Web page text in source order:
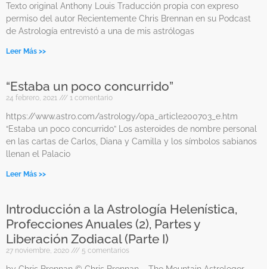
Texto original Anthony Louis Traducción propia con expreso
permiso del autor Recientemente Chris Brennan en su Podcast
de Astrología entrevistó a una de mis astrólogas
Leer Más >>
“Estaba un poco concurrido”
24 febrero, 2021 1 comentario
https://www.astro.com/astrology/opa_article200703_e.htm
“Estaba un poco concurrido” Los asteroides de nombre personal
en las cartas de Carlos, Diana y Camilla y los símbolos sabianos
llenan el Palacio
Leer Más >>
Introducción a la Astrología Helenística,
Profecciones Anuales (2), Partes y
Liberación Zodiacal (Parte I)
27 noviembre, 2020 5 comentarios